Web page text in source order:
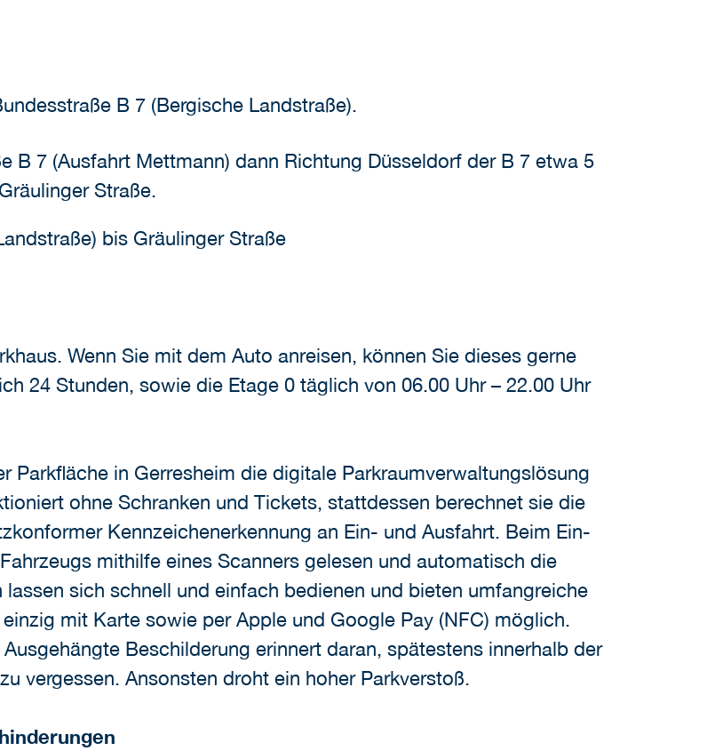
B 7 (Bergische Landstraße).
B 7 (Ausfahrt Mettmann) dann Richtung Düsseldorf der B 7 etwa 5
Straße.
bis Gräulinger Straße
Wenn Sie mit dem Auto anreisen, können Sie dieses gerne
24 Stunden, sowie die Etage 0 täglich von 06.00 Uhr – 22.00 Uhr
Parkfläche in Gerresheim die digitale Parkraumverwaltungslösung
ohne Schranken und Tickets, stattdessen berechnet sie die
Kennzeichenerkennung an Ein- und Ausfahrt. Beim Ein-
mithilfe eines Scanners gelesen und automatisch die
sich schnell und einfach bedienen und bieten umfangreiche
mit Karte sowie per Apple und Google Pay (NFC) möglich.
Beschilderung erinnert daran, spätestens innerhalb der
vergessen. Ansonsten droht ein hoher Parkverstoß.